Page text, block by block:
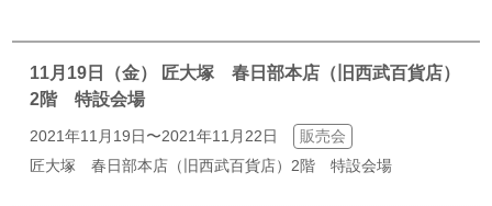
11月19日（金） 匠大塚 春日部本店（旧西武百貨店）
2階 特設会場
2021年11月19日〜2021年11月22日
販売会
匠大塚 春日部本店（旧西武百貨店）2階 特設会場